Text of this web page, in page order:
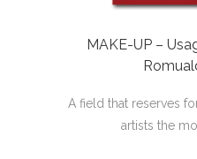
MAKE-UP –
A field that reserves
artists the